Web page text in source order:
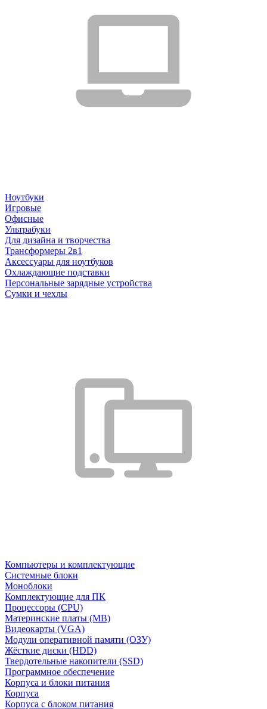
Ноутбуки
Игровые
Офисные
Ультрабуки
Для дизайна и творчества
Трансформеры 2в1
Аксессуары для ноутбуков
Охлаждающие подставки
Персональные зарядные устройства
Сумки и чехлы
Компьютеры и комплектующие
Системные блоки
Моноблоки
Комплектующие для ПК
Процессоры (CPU)
Материнские платы (MB)
Видеокарты (VGA)
Модули оперативной памяти (ОЗУ)
Жёсткие диски (HDD)
Твердотельные накопители (SSD)
Программное обеспечение
Корпуса и блоки питания
Корпуса
Корпуса с блоком питания